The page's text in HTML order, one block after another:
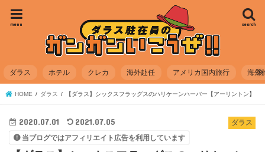
search
menu
ダラス ホテル クレカ 海外赴任 アメリカ国内旅行 海外
HOME ダラス 【ダラス】シックスフラッグスのハリケーンハーバー【アーリントン】
ダラス
2020.07.01 2021.07.05
当ブログではアフィリエイト広告を利用しています